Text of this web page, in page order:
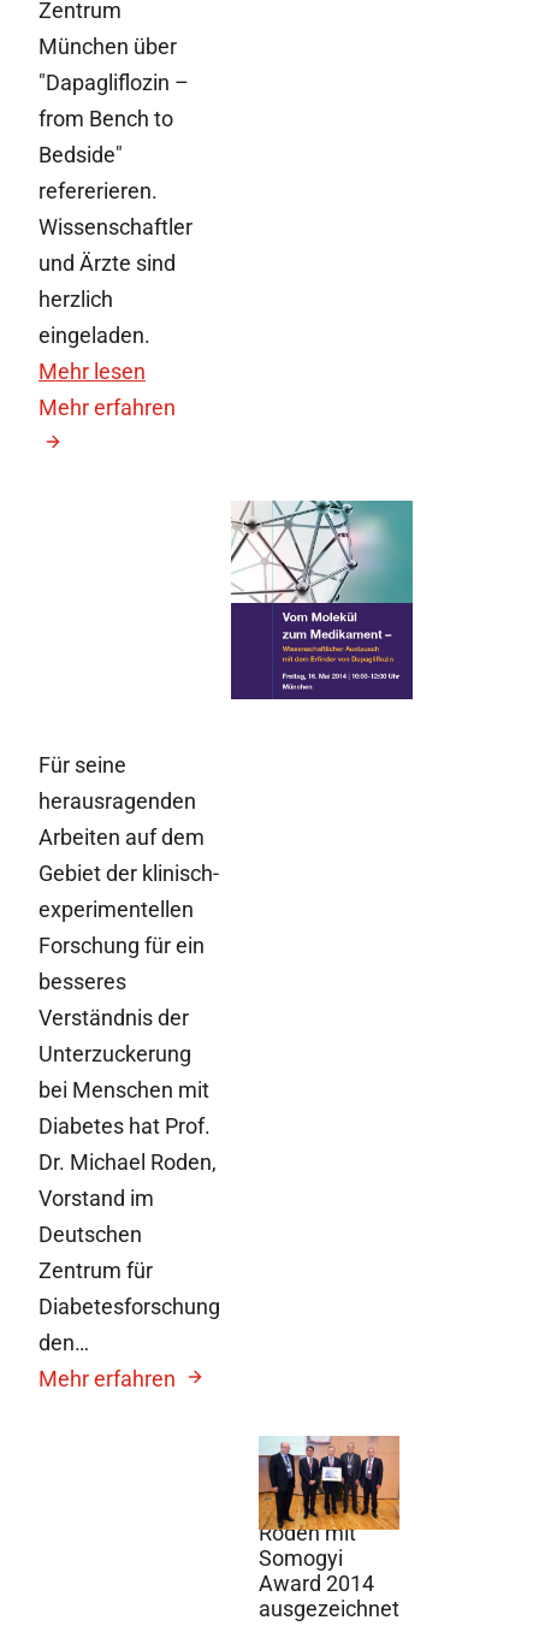
2. Mai 2014
Vom Molekül zum
Medikament:
Wissenschaftlicher
Austausch mit
dem Erfinder von
Dapagliflozin
Zentrum
München über
"Dapagliflozin –
from Bench to
Bedside"
refererieren.
Wissenschaftler
und Ärzte sind
herzlich
eingeladen.
Mehr lesen
Mehr erfahren
30. April 2014
DZD-Vorstand
Michael
Roden mit
Somogyi
Award 2014
ausgezeichnet
Für seine
herausragenden
Arbeiten auf dem
Gebiet der klinisch-
experimentellen
Forschung für ein
besseres
Verständnis der
Unterzuckerung
bei Menschen mit
Diabetes hat Prof.
Dr. Michael Roden,
Vorstand im
Deutschen
Zentrum für
Diabetesforschung
den…
Mehr erfahren